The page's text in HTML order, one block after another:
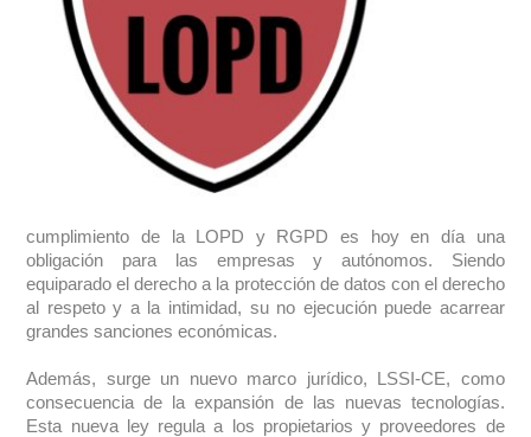
cumplimiento de la LOPD y RGPD es hoy en día una
obligación para las empresas y autónomos. Siendo
equiparado el derecho a la protección de datos con el derecho
al respeto y a la intimidad, su no ejecución puede acarrear
grandes sanciones económicas.
Además, surge un nuevo marco jurídico, LSSI-CE, como
consecuencia de la expansión de las nuevas tecnologías.
Esta nueva ley regula a los propietarios y proveedores de